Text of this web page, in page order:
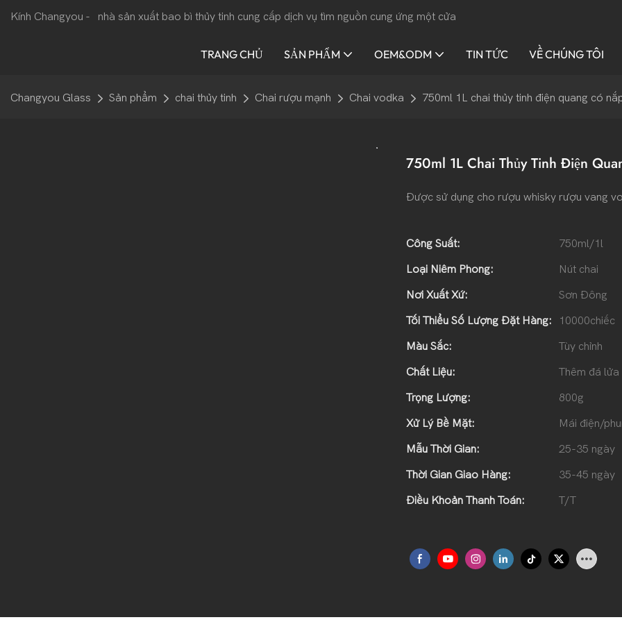
Kính Changyou - nhà sản xuất bao bì thủy tinh cung cấp dịch vụ tìm nguồn cung ứng một cửa
TRANG CHỦ SẢN PHẨM OEM&ODM TIN TỨC VỀ CHÚNG TÔI
Changyou Glass Sản phẩm chai thủy tinh Chai rượu mạnh Chai vodka 750ml 1L chai thủy tinh điện quang có
750ml 1L Chai Thủy Tinh Điện
Được sử dụng cho rượu whisky rượu vang
Công Suất: 750ml/1l
Loại Niêm Phong: Nút chai
Nơi Xuất Xứ: Sơn Đông
Tối Thiểu Số Lượng Đặt Hàng: 10000chiếc
Màu Sắc: Tùy chỉnh
Chất Liệu: Thêm đá lửa
Trọng Lượng: 800g
Xử Lý Bề Mặt: Mái điện/
Mẫu Thời Gian: 25-35 ngày
Thời Gian Giao Hàng: 35-45 ngày
Điều Khoản Thanh Toán: T/T